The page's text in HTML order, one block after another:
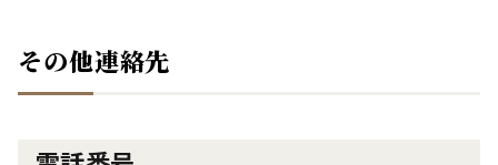
その他連絡先